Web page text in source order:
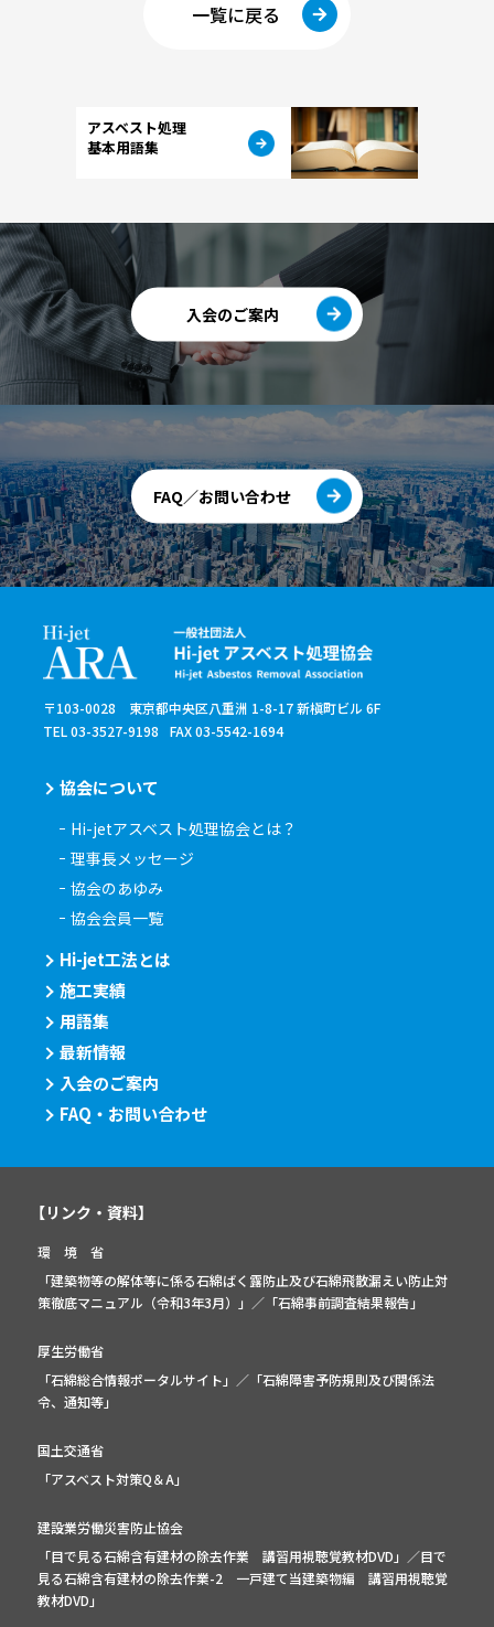
一覧に戻る
アスベスト処理
基本用語集
入会のご案内
FAQ／お問い合わせ
〒103-0028 東京都中央区八重洲 1-8-17 新槇町ビル 6F
TEL 03-3527-9198
FAX 03-5542-1694
協会について
Hi-jetアスベスト処理協会とは？
理事長メッセージ
協会のあゆみ
協会会員一覧
Hi-jet工法とは
施工実績
用語集
最新情報
入会のご案内
FAQ・お問い合わせ
【リンク・資料】
環 境 省
「建築物等の解体等に係る石綿ばく露防止及び石綿飛散漏えい防止対
策徹底マニュアル（令和3年3月）」 ／「石綿事前調査結果報告」
厚生労働省
「石綿総合情報ポータルサイト」 ／「石綿障害予防規則及び関係法
令、通知等」
国土交通省
「アスベスト対策Q＆A」
建設業労働災害防止協会
「目で見る石綿含有建材の除去作業 講習用視聴覚教材DVD」／目で
見る石綿含有建材の除去作業-2 一戸建て当建築物編 講習用視聴覚
教材DVD」